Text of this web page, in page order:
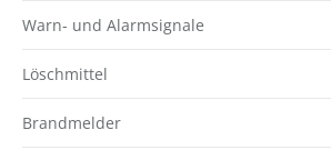
Warn- und Alarmsignale
Löschmittel
Brandmelder